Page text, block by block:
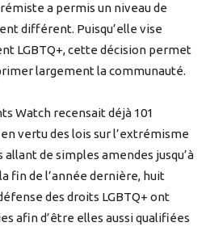
a permis un niveau de
différent. Puisqu’elle vise
LGBTQ+, cette décision permet
largement la communauté.
Watch recensait déjà 101
vertu des lois sur l’extrémisme
allant de simples amendes jusqu’à
fin de l’année dernière, huit
des droits LGBTQ+ ont
afin d’être elles aussi qualifiées